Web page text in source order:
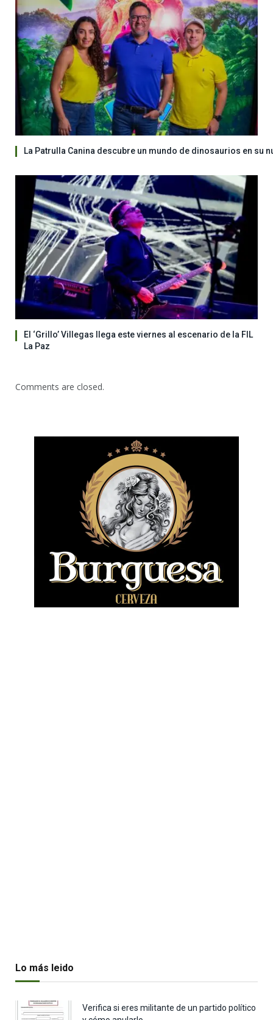
La Patrulla Canina descubre un mundo de dinosaurios en su
El ‘Grillo’ Villegas llega este viernes al escenario de la FIL
La Paz
Comments are closed.
Lo más leido
Verifica si eres militante de un partido político